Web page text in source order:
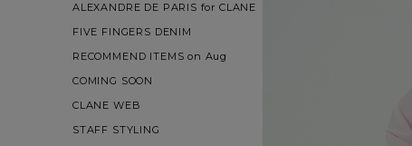
ALEXANDRE DE PARIS for CLANE
FIVE FINGERS DENIM
RECOMMEND ITEMS on Aug
COMING SOON
CLANE WEB
STAFF STYLING